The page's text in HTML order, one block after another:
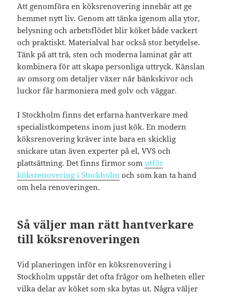
Att genomföra en köksrenovering innebär att ge
hemmet nytt liv. Genom att tänka igenom alla ytor,
belysning och arbetsflödet blir köket både vackert
och praktiskt. Materialval har också stor betydelse.
Tänk på att trä, sten och moderna laminat går att
kombinera för att skapa personliga uttryck. Känslan
av omsorg om detaljer växer när bänkskivor och
luckor får harmoniera med golv och väggar.
I Stockholm finns det erfarna hantverkare med
specialistkompetens inom just kök. En modern
köksrenovering kräver inte bara en skicklig
snickare utan även experter på el, VVS och
plattsättning. Det finns firmor somutför
köksrenovering i Stockholm och som kan ta hand
om hela renoveringen.
Så väljer man rätt hantverkare
till köksrenoveringen
Vid planeringen inför en köksrenovering i
Stockholm uppstår det ofta frågor om helheten eller
vilka delar av köket som ska bytas ut. Några väljer